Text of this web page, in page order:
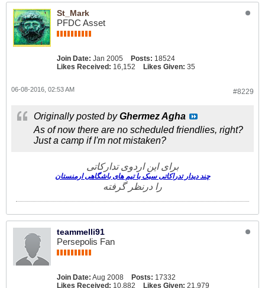
St_Mark
PFDC Asset
Join Date: Jan 2005 Posts: 18524
Likes Received: 16,152 Likes Given: 35
#8229
06-08-2016, 02:53 AM
Originally posted byGhermez Agha
As of now there are no scheduled friendlies, right?
Just a camp if I'm not mistaken?
برای این اردوی تدارکاتی
چند دیدار تدراکاتی سبک با تیم های باشگاهی ارمنستان
را درنظر گرفته
teammelli91
Persepolis Fan
Join Date: Aug 2008 Posts: 17332
Likes Received: 10,882 Likes Given: 21,979